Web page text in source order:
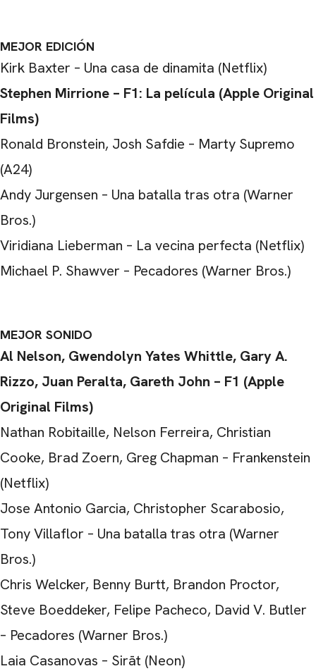
MEJOR EDICIÓN
Kirk Baxter – Una casa de dinamita (Netflix)
Stephen Mirrione – F1: La película (Apple Original
Films)
Ronald Bronstein, Josh Safdie – Marty Supremo
(A24)
Andy Jurgensen – Una batalla tras otra (Warner
Bros.)
Viridiana Lieberman – La vecina perfecta (Netflix)
Michael P. Shawver – Pecadores (Warner Bros.)
MEJOR SONIDO
Al Nelson, Gwendolyn Yates Whittle, Gary A.
Rizzo, Juan Peralta, Gareth John – F1 (Apple
Original Films)
Nathan Robitaille, Nelson Ferreira, Christian
Cooke, Brad Zoern, Greg Chapman – Frankenstein
(Netflix)
Jose Antonio Garcia, Christopher Scarabosio,
Tony Villaflor – Una batalla tras otra (Warner
Bros.)
Chris Welcker, Benny Burtt, Brandon Proctor,
Steve Boeddeker, Felipe Pacheco, David V. Butler
– Pecadores (Warner Bros.)
Laia Casanovas – Sirāt (Neon)